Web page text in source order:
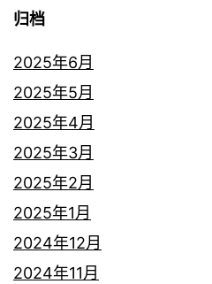
归档
2025年6月
2025年5月
2025年4月
2025年3月
2025年2月
2025年1月
2024年12月
2024年11月